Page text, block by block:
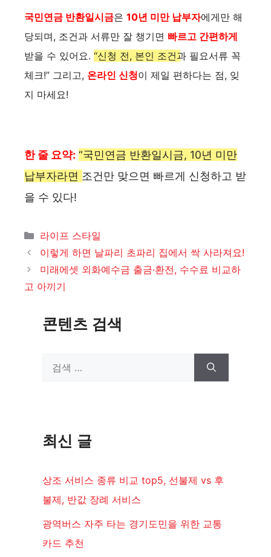
국민연금 반환일시금은 10년 미만 납부자에게만 해
당되며, 조건과 서류만 잘 챙기면 빠르고 간편하게
받을 수 있어요. “신청 전, 본인 조건과 필요서류 꼭
체크!” 그리고, 온라인 신청이 제일 편하다는 점, 잊
지 마세요!
한 줄 요약: “국민연금 반환일시금, 10년 미만
납부자라면 조건만 맞으면 빠르게 신청하고 받
을 수 있다!
카
테
고
리
라이프 스타일
이렇게 하면 날파리 초파리 집에서 싹 사라져요!
미래에셋 외화예수금 출금·환전, 수수료 비교하
고 아끼기
콘텐츠 검색
최신 글
상조 서비스 종류 비교 top5, 선불제 vs 후
불제, 반값 장례 서비스
광역버스 자주 타는 경기도민을 위한 교통
카드 추천